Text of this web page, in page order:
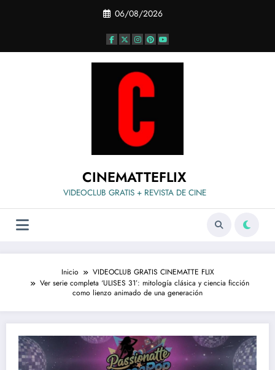
06/08/2026
CINEMATTEFLIX
VIDEOCLUB GRATIS + REVISTA DE CINE
Inicio
VIDEOCLUB GRATIS CINEMATTE FLIX
Ver serie completa ‘ULISES 31’: mitología clásica y ciencia ficción
como lienzo animado de una generación